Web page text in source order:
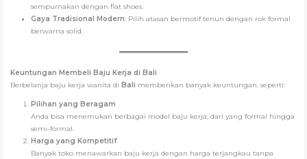
sempurnakan dengan flat shoes.
Gaya Tradisional Modern: Pilih atasan bermotif tenun dengan rok formal
berwarna solid.
Keuntungan Membeli Baju Kerja di Bali
Berbelanja baju kerja wanita di Bali memberikan banyak keuntungan, seperti:
Pilihan yang Beragam
Anda bisa menemukan berbagai model baju kerja, dari yang formal hingga
semi-formal.
Harga yang Kompetitif
Banyak toko menawarkan baju kerja dengan harga terjangkau tanpa